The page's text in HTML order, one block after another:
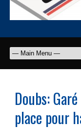
Doubs:
place pour